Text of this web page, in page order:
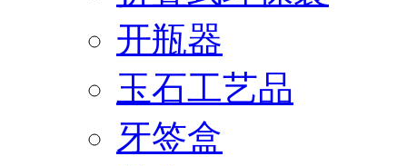
开瓶器
玉石工艺品
牙签盒